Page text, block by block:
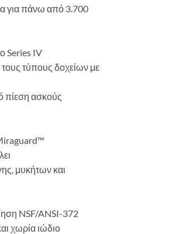
για πάνω από 3.700
Series IV
τύπους δοχείων με
πίεση ασκούς
μυκήτων και
NSF/ANSI-372
χωρία ιώδιο